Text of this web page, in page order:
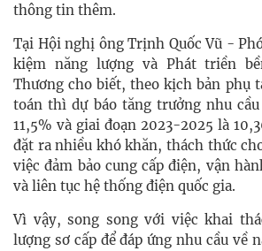
thông tin thêm.
Tại Hội nghị ông Trịnh Quốc Vũ -
kiệm năng lượng và Phát triền
Thương cho biết, theo kịch bản phụ
toán thì dự báo tăng trưởng nhu
11,5% và giai đoạn 2023-2025 là
đặt ra nhiều khó khăn, thách thức
việc đảm bảo cung cấp điện, vận
và liên tục hệ thống điện quốc gia.
Vì vậy, song song với việc khai
lượng sơ cấp để đáp ứng nhu cầu về